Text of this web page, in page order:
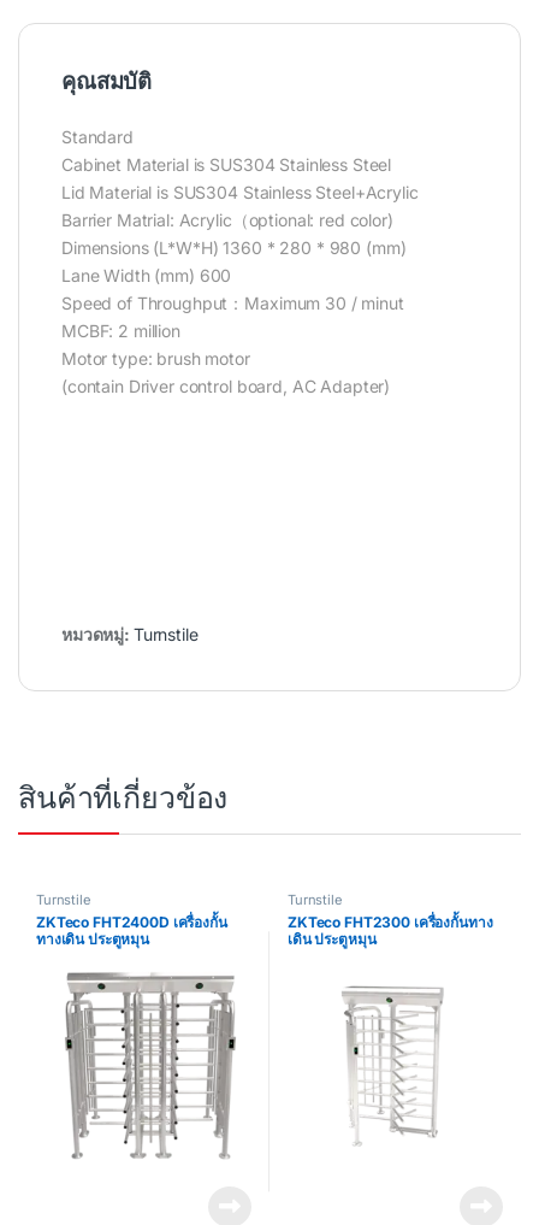
คุณสมบัติ
Standard
Cabinet Material is SUS304 Stainless Steel
Lid Material is SUS304 Stainless Steel+Acrylic
Barrier Matrial: Acrylic （optional: red color)
Dimensions (L*W*H) 1360 * 280 * 980 (mm)
Lane Width (mm) 600
Speed of Throughput ： Maximum 30 / minut
MCBF: 2 million
Motor type: brush motor
(contain Driver control board, AC Adapter)
หมวดหมู่: Turnstile
สินค้าที่เกี่ยวข้อง
Turnstile
ZKTeco FHT2400D เครื่องกั้น
ทางเดิน ประตูหมุน
Turnstile
ZKTeco FHT2300 เครื่องกั้นทาง
เดิน ประตูหมุน